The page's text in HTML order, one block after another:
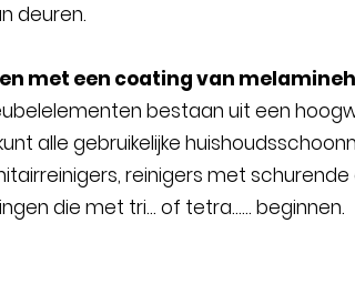
deuren.
met een coating van
bestaan uit een
alle gebruikelijke
reinigers met
die met tri... of tetra...... beginnen.